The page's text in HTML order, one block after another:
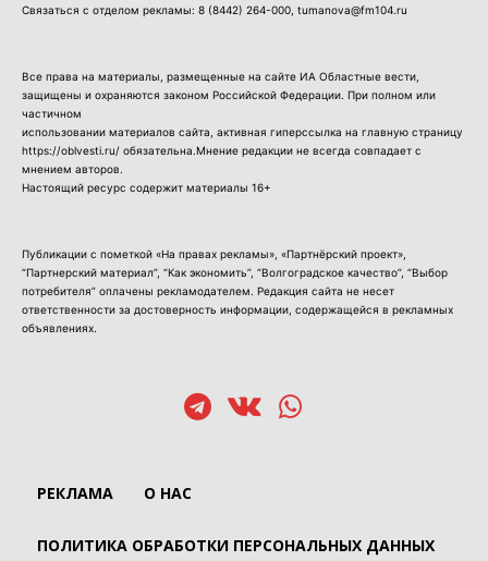
Связаться с отделом рекламы: 8 (8442) 264-000 , tumanova@fm104.ru
Все права на материалы, размещенные на сайте ИА Областные вести,
защищены и охраняются законом Российской Федерации. При полном или
частичном
использовании материалов сайта, активная гиперссылка на главную страницу
https://oblvesti.ru/ обязательна.Мнение редакции не всегда совпадает с
мнением авторов.
Настоящий ресурс содержит материалы 16+
Публикации с пометкой «На правах рекламы», «Партнёрский проект»,
“Партнерский материал”, “Как экономить”, “Волгоградское качество”, “Выбор
потребителя” оплачены рекламодателем. Редакция сайта не несет
ответственности за достоверность информации, содержащейся в рекламных
объявлениях.
РЕКЛАМА О НАС
ПОЛИТИКА ОБРАБОТКИ ПЕРСОНАЛЬНЫХ ДАННЫХ